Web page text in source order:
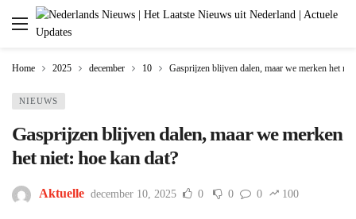
Home 2025 december 10 Gasprijzen blijven dalen, maar we merken het
NIEUWS
Gasprijzen blijven dalen, maar we merken
het niet: hoe kan dat?
Aktuelle december 10, 2025 0 0 0 100